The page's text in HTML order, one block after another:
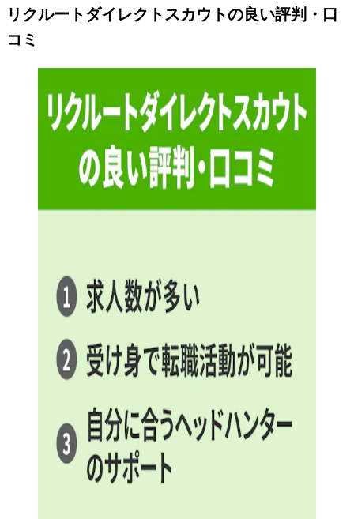
リクルートダイレクトスカウトの良い評判・口
コミ